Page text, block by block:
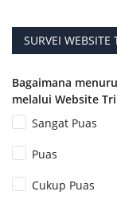
SURVEI WEBSITE
Bagaimana
melalui Website
Sangat Puas
Puas
Cukup Puas